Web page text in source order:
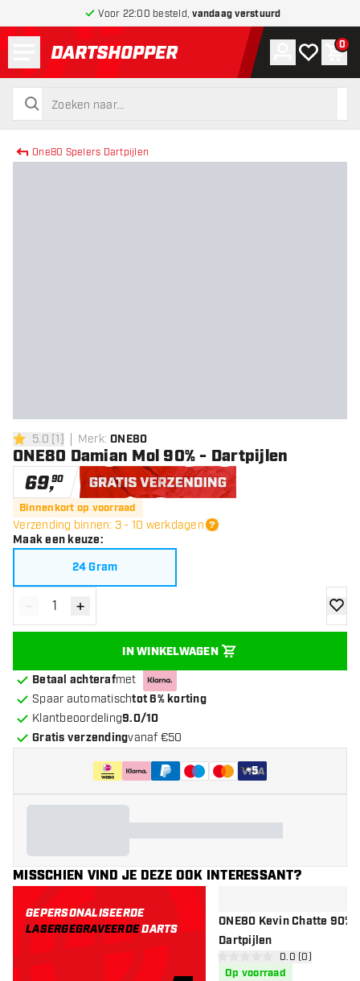
Voor 22:00 besteld,vandaag verstuurd
terug naar home pagina
zoeken
zoeken
Account
Mijn 0
One80 Spelers Dartpijlen
5 score sterren
5.0 [1] Merk: ONE80
ONE80 Damian Mol 90% - Dartpijlen
69,90
Gratis verzending
Binnenkort op voorraad
Verzending binnen: 3 - 10 werkdagen
Maak een keuze:
24 Gram
Verminder hoeveelheid
- Verhoog hoeveelheid
+
IN WINKELWAGEN
Betaal achterafmet
Spaar automatischtot 6% korting
Klantbeoordeling9.0/10
Gratis verzendingvanaf €50
+5
MISSCHIEN VIND JE DEZE OOK INTERESSANT?
GEPERSONALISEERDE
LASERGEGRAVEERDEDARTS
ONE80 Kevin Chatte 90% -
Dartpijlen
open reviews
0 score sterren0.0 (0)
Op voorraad